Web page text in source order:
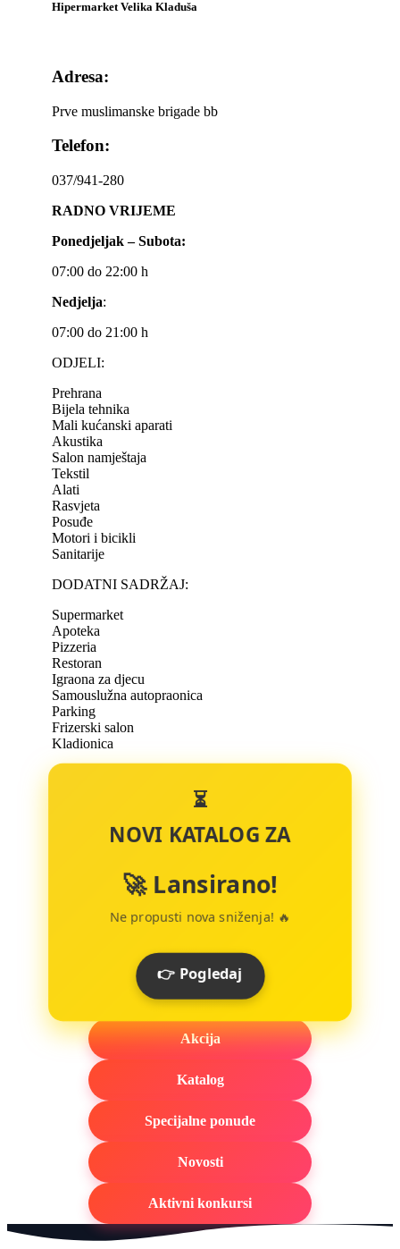
Hipermarket Velika Kladuša
Adresa:
Prve muslimanske brigade bb
Telefon:
037/941-280
RADNO VRIJEME
Ponedjeljak – Subota:
07:00 do 22:00 h
Nedjelja:
07:00 do 21:00 h
ODJELI:
Prehrana
Bijela tehnika
Mali kućanski aparati
Akustika
Salon namještaja
Tekstil
Alati
Rasvjeta
Posuđe
Motori i bicikli
Sanitarije
DODATNI SADRŽAJ:
Supermarket
Apoteka
Pizzeria
Restoran
Igraona za djecu
Samouslužna autopraonica
Parking
Frizerski salon
Kladionica
⏳
NOVI KATALOG ZA
🚀 Lansirano!
Ne propusti nova sniženja! 🔥
👉 Pogledaj
Akcija
Katalog
Specijalne ponude
Novosti
Aktivni konkursi